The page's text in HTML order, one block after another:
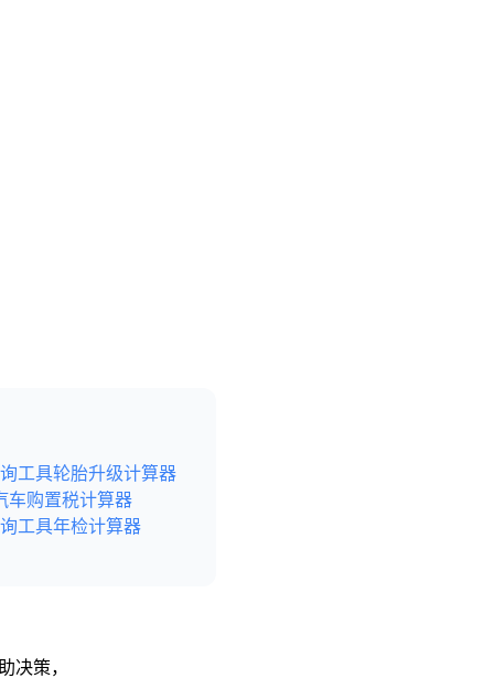
工具轮胎升级计算器
车购置税计算器
工具年检计算器
决策，